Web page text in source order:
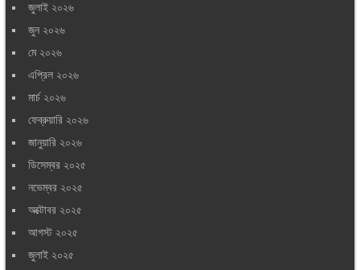
জুলাই ২০২৬
জুন ২০২৬
মে ২০২৬
এপ্রিল ২০২৬
মার্চ ২০২৬
ফেব্রুয়ারি ২০২৬
জানুয়ারি ২০২৬
ডিসেম্বর ২০২৫
নভেম্বর ২০২৫
অক্টোবর ২০২৫
আগস্ট ২০২৫
জুলাই ২০২৫